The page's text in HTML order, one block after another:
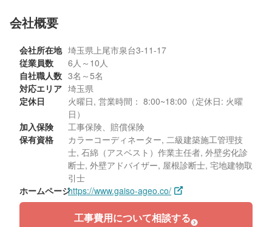
会社概要
会社所在地 埼玉県上尾市泉台3-11-17
従業員数
6人～10人
自社職人数 3名～5名
対応エリア 埼玉県
定休日
火曜日, 営業時間： 8:00~18:00（定休日: 火曜
日）
加入保険
工事保険、賠償保険
保有資格
カラーコーディネーター, 二級建築施工管理技
士, 石綿（アスベスト）作業主任者, 外壁劣化診
断士, 外壁アドバイザー, 屋根診断士, 宅地建物取
引士
ホームページhttps://www.gaiso-ageo.co/
工事費用について相談する